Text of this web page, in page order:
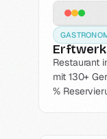
Erftwerk
Restaurant
mit 130+
%